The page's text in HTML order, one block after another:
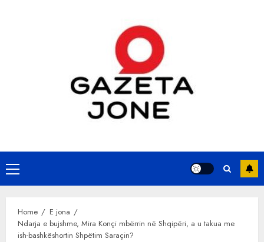
Primary
Menu
Home
E jona
Ndarja e bujshme, Mira Konçi mbërrin në Shqipëri, a u takua me
ish-bashkëshortin Shpëtim Saraçin?